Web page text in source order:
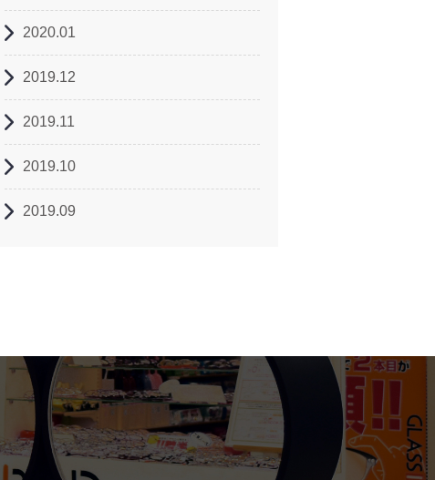
2020.01
2019.12
2019.11
2019.10
2019.09